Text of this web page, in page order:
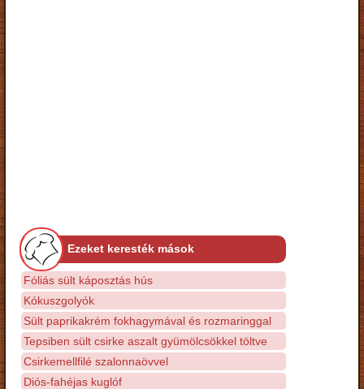
Ezeket keresték mások
Fóliás sült káposztás hús
Kókuszgolyók
Sült paprikakrém fokhagymával és rozmaringgal
Tepsiben sült csirke aszalt gyümölcsökkel töltve
Csirkemellfilé szalonnaövvel
Diós-fahéjas kuglóf